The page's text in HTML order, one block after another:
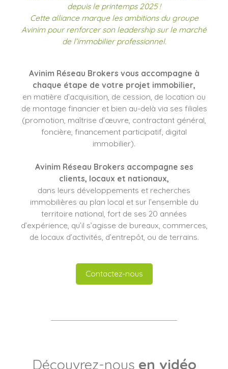
depuis le printemps 2025 !
Cette alliance marque les ambitions du groupe
Avinim pour renforcer son leadership sur le marché
de l’immobilier professionnel.
Avinim Réseau Brokers vous accompagne à
chaque étape de votre projet immobilier,
en matière d’acquisition, de cession, de location ou
de montage financier et bien au-delà via ses filiales
(promotion, maîtrise d’œuvre, contractant général,
foncière, financement participatif, digital
immobilier).
Avinim Réseau Brokers accompagne ses
clients, locaux et nationaux,
dans leurs développements et recherches
immobilières au plan local et sur l’ensemble du
territoire national, fort de ses 20 années
d’expérience, qu’il s’agisse de bureaux, commerces,
de locaux d’activités, d’entrepôt, ou de terrains.
Contactez-nous
Découvrez-nous en vidéo